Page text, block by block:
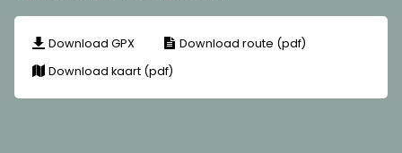
Download GPX
Download route (pdf)
Download kaart (pdf)